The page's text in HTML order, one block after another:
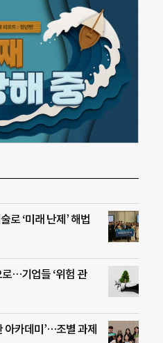
로 ‘미래 난제’ 해법
…기업들 ‘위험 관
아카데미’…조별 과제